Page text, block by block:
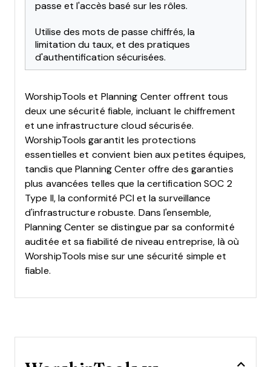
passe et l'accès basé sur les rôles.
Utilise des mots de passe chiffrés, la
limitation du taux, et des pratiques
d'authentification sécurisées.
WorshipTools et Planning Center offrent tous
deux une sécurité fiable, incluant le chiffrement
et une infrastructure cloud sécurisée.
WorshipTools garantit les protections
essentielles et convient bien aux petites équipes,
tandis que Planning Center offre des garanties
plus avancées telles que la certification SOC 2
Type II, la conformité PCI et la surveillance
d'infrastructure robuste. Dans l'ensemble,
Planning Center se distingue par sa conformité
auditée et sa fiabilité de niveau entreprise, là où
WorshipTools mise sur une sécurité simple et
fiable.